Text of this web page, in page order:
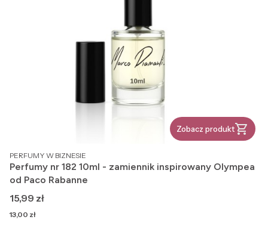
Zobacz produkt
PRODUCENT
PERFUMY W BIZNESIE
Perfumy nr 182 10ml - zamiennik inspirowany Olympea
od Paco Rabanne
Cena
15,99 zł
Cena
13,00 zł